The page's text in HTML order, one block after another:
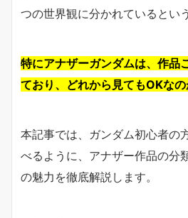
つの世界観に分かれているとい
特にアナザーガンダムは、作品
ており、どれから見てもOKなの
本記事では、ガンダム初心者の
べるように、アナザー作品の分
の魅力を徹底解説します。